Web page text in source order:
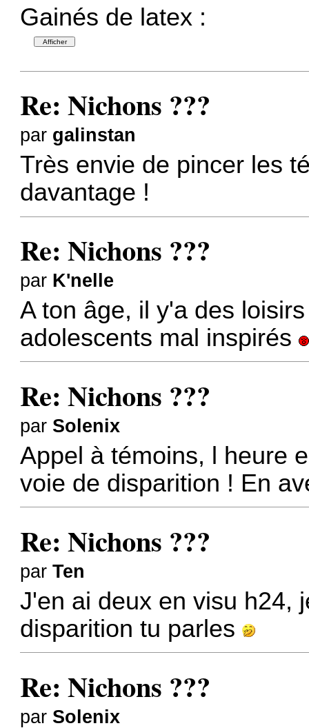
Gainés de latex :
Re: Nichons ???
par galinstan
Très envie de pincer les
davantage !
Re: Nichons ???
par K'nelle
A ton âge, il y'a des
adolescents mal inspirés
Re: Nichons ???
par Solenix
Appel à témoins, l heure
voie de disparition ! En
Re: Nichons ???
parTen
J'en ai deux en visu h24,
disparition tu parles
Re: Nichons ???
par Solenix